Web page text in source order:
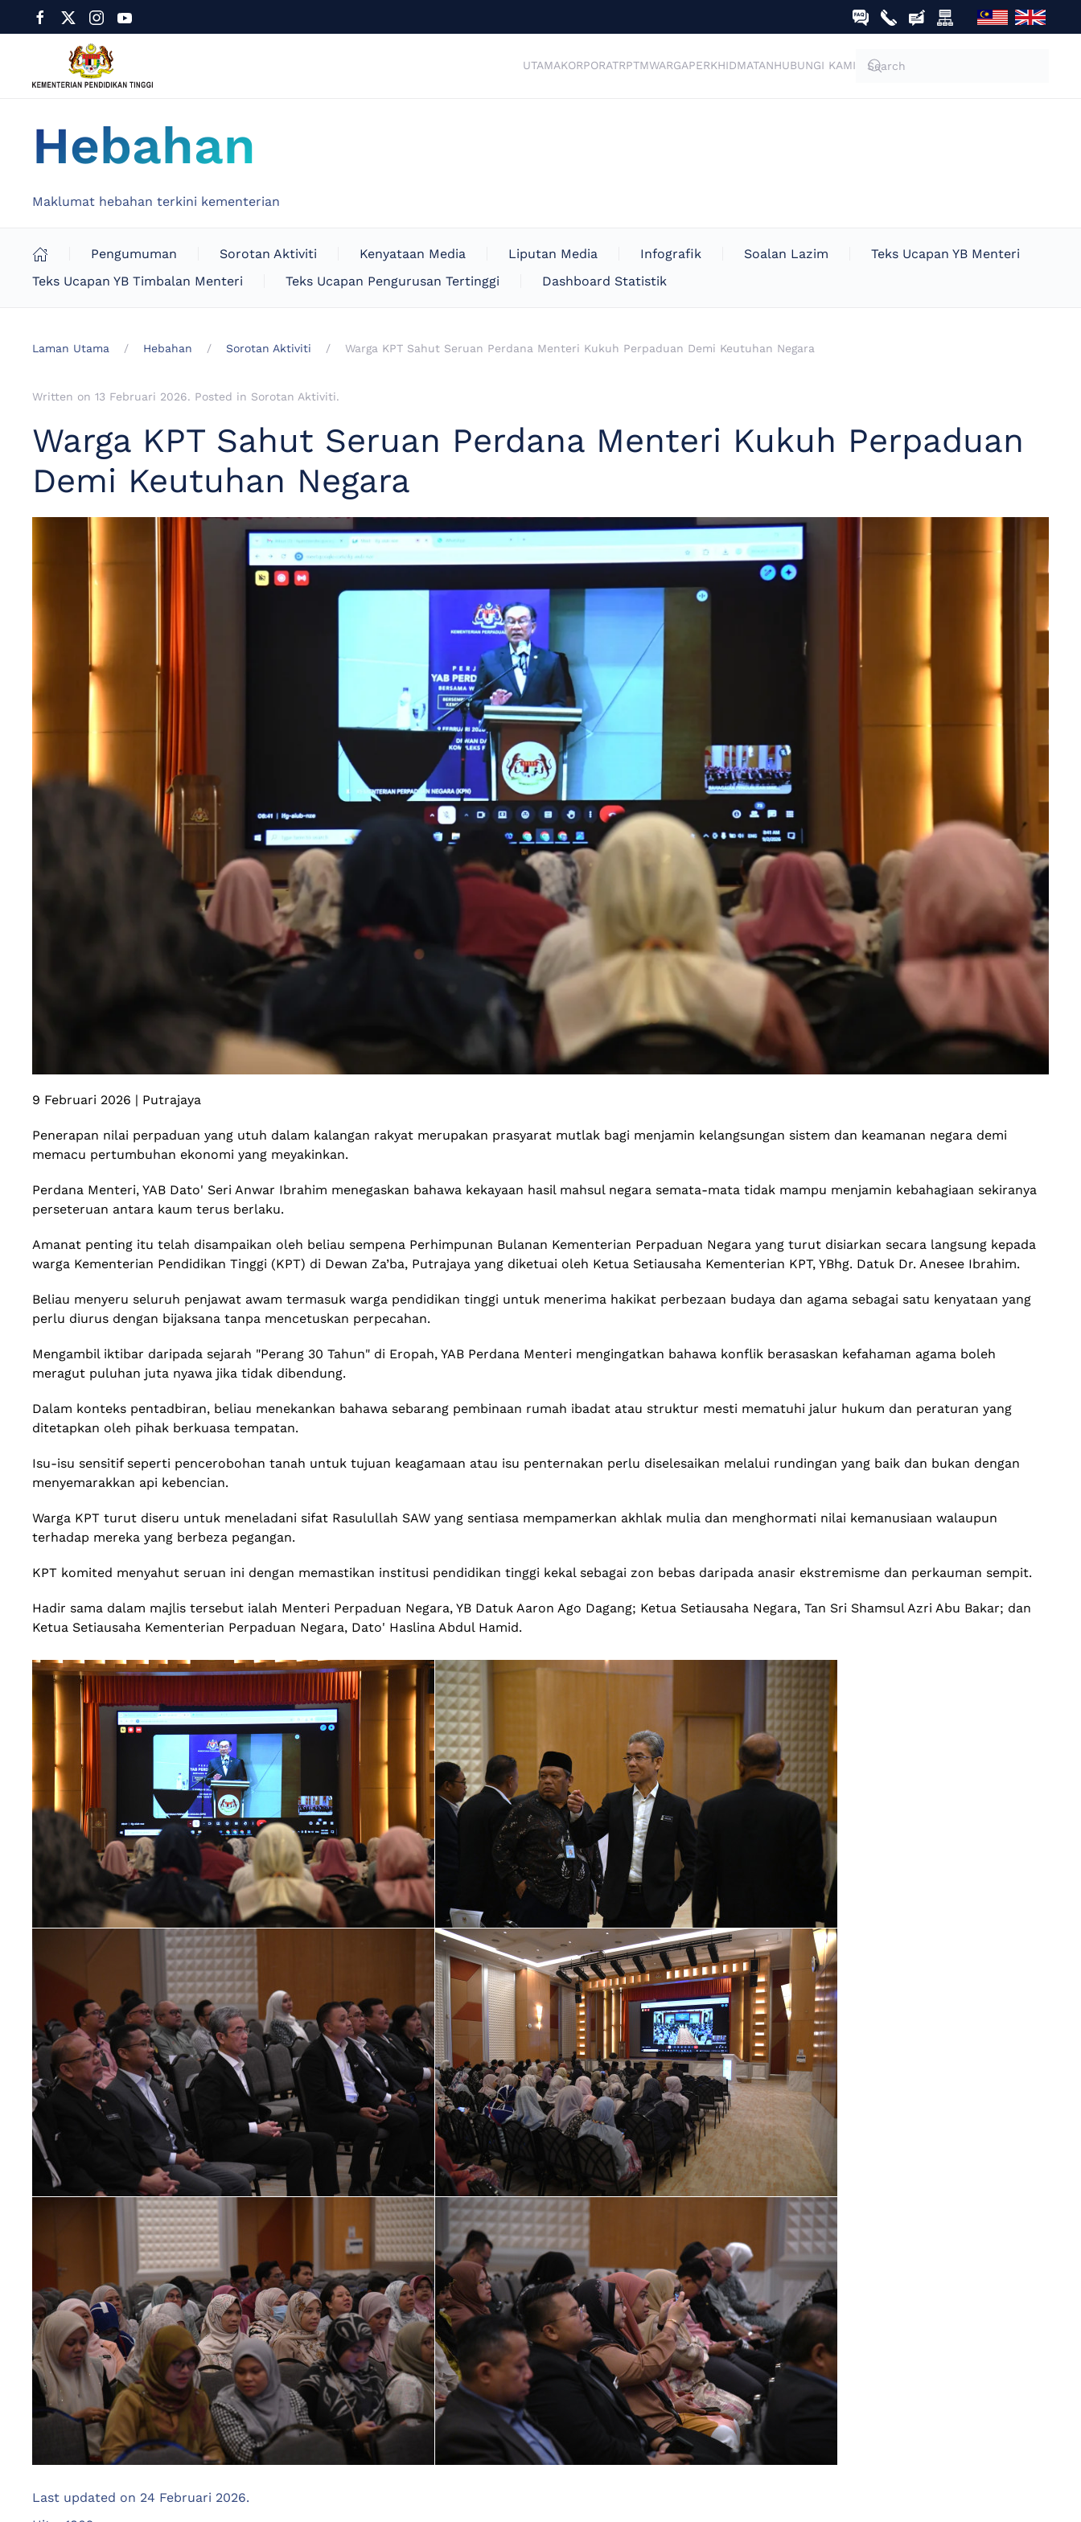
UTAMAKORPORATRPTMWARGAPERKHIDMATANHUBUNGI KAMI
Hebahan
Maklumat hebahan terkini kementerian
Pengumuman Sorotan Aktiviti Kenyataan Media Liputan Media Infografik Soalan Lazim
Teks Ucapan YB Menteri
Teks Ucapan YB Timbalan Menteri
Teks Ucapan Pengurusan Tertinggi Dashboard Statistik
Laman Utama Hebahan Sorotan Aktiviti Warga KPT Sahut Seruan Perdana Menteri Kukuh Perpaduan Demi Keutuhan Negara
Written on 13 Februari 2026. Posted in Sorotan Aktiviti.
Warga KPT Sahut Seruan Perdana Menteri Kukuh Perpaduan
Demi Keutuhan Negara
9 Februari 2026 | Putrajaya
Penerapan nilai perpaduan yang utuh dalam kalangan rakyat merupakan prasyarat mutlak bagi menjamin kelangsungan sistem dan keamanan negara demi
memacu pertumbuhan ekonomi yang meyakinkan.
​Perdana Menteri, YAB Dato' Seri Anwar Ibrahim menegaskan bahawa kekayaan hasil mahsul negara semata-mata tidak mampu menjamin kebahagiaan sekiranya
perseteruan antara kaum terus berlaku.
​Amanat penting itu telah disampaikan oleh beliau sempena Perhimpunan Bulanan Kementerian Perpaduan Negara yang turut disiarkan secara langsung kepada
warga Kementerian Pendidikan Tinggi (KPT) di Dewan Za’ba, Putrajaya yang diketuai oleh Ketua Setiausaha Kementerian KPT, YBhg. Datuk Dr. Anesee Ibrahim.
​Beliau menyeru seluruh penjawat awam termasuk warga pendidikan tinggi untuk menerima hakikat perbezaan budaya dan agama sebagai satu kenyataan yang
perlu diurus dengan bijaksana tanpa mencetuskan perpecahan.
​Mengambil iktibar daripada sejarah "Perang 30 Tahun" di Eropah, YAB Perdana Menteri mengingatkan bahawa konflik berasaskan kefahaman agama boleh
meragut puluhan juta nyawa jika tidak dibendung.
​Dalam konteks pentadbiran, beliau menekankan bahawa sebarang pembinaan rumah ibadat atau struktur mesti mematuhi jalur hukum dan peraturan yang
ditetapkan oleh pihak berkuasa tempatan.
​Isu-isu sensitif seperti pencerobohan tanah untuk tujuan keagamaan atau isu penternakan perlu diselesaikan melalui rundingan yang baik dan bukan dengan
menyemarakkan api kebencian.
​Warga KPT turut diseru untuk meneladani sifat Rasulullah SAW yang sentiasa mempamerkan akhlak mulia dan menghormati nilai kemanusiaan walaupun
terhadap mereka yang berbeza pegangan.
​KPT komited menyahut seruan ini dengan memastikan institusi pendidikan tinggi kekal sebagai zon bebas daripada anasir ekstremisme dan perkauman sempit.
​Hadir sama dalam majlis tersebut ialah Menteri Perpaduan Negara, YB Datuk Aaron Ago Dagang; Ketua Setiausaha Negara, Tan Sri Shamsul Azri Abu Bakar; dan
Ketua Setiausaha Kementerian Perpaduan Negara, Dato' Haslina Abdul Hamid.
Last updated on 24 Februari 2026.